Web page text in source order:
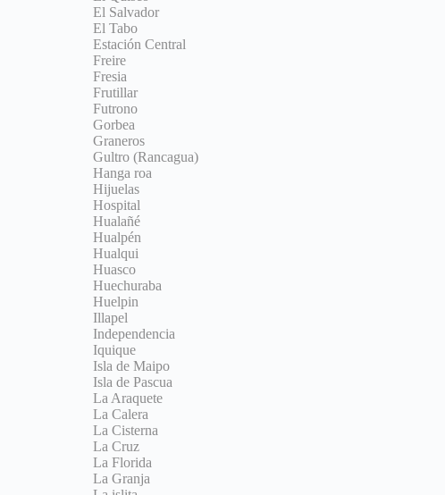
El Salvador
El Tabo
Estación Central
Freire
Fresia
Frutillar
Futrono
Gorbea
Graneros
Gultro (Rancagua)
Hanga roa
Hijuelas
Hospital
Hualañé
Hualpén
Hualqui
Huasco
Huechuraba
Huelpin
Illapel
Independencia
Iquique
Isla de Maipo
Isla de Pascua
La Araquete
La Calera
La Cisterna
La Cruz
La Florida
La Granja